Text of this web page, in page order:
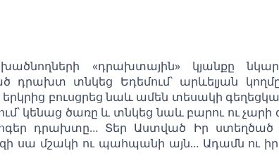
«դրախտային» կյանքը
դրախտ տնկեց Եդեմում` արևելյան
բուսցրեց նաև ամեն տեսակի
կենաց ծառը և տնկեց նաև բարու ու չարի
դրախտը… Տեր Աստված Իր ստեղծած
սա մշակի ու պահպանի այն… Ադամն ու իր